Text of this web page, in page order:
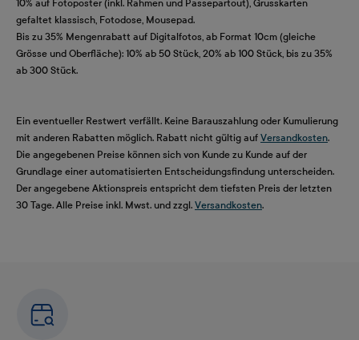
10% auf Fotoposter (inkl. Rahmen und Passepartout), Grusskarten
gefaltet klassisch, Fotodose, Mousepad.
Bis zu 35% Mengenrabatt auf Digitalfotos, ab Format 10cm (gleiche
Grösse und Oberfläche): 10% ab 50 Stück, 20% ab 100 Stück, bis zu 35%
ab 300 Stück.
Ein eventueller Restwert verfällt. Keine Barauszahlung oder Kumulierung
mit anderen Rabatten möglich. Rabatt nicht gültig auf Versandkosten.
Die angegebenen Preise können sich von Kunde zu Kunde auf der
Grundlage einer automatisierten Entscheidungsfindung unterscheiden.
Der angegebene Aktionspreis entspricht dem tiefsten Preis der letzten
30 Tage. Alle Preise inkl. Mwst. und zzgl. Versandkosten.